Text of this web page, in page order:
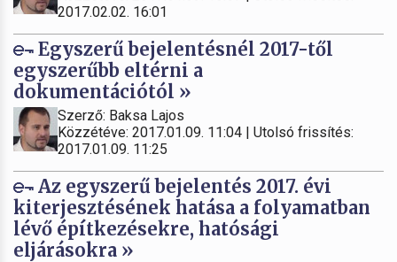
2017.02.02. 16:01
Egyszerű bejelentésnél 2017-től
egyszerűbb eltérni a
dokumentációtól »
Szerző: Baksa Lajos
Közzétéve: 2017.01.09. 11:04 | Utolsó frissítés:
2017.01.09. 11:25
Az egyszerű bejelentés 2017. évi
kiterjesztésének hatása a folyamatban
lévő építkezésekre, hatósági
eljárásokra »